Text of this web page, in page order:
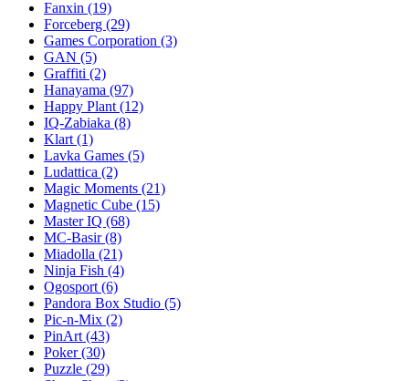
Fanxin (19)
Forceberg (29)
Games Corporation (3)
GAN (5)
Graffiti (2)
Hanayama (97)
Happy Plant (12)
IQ-Zabiaka (8)
Klart (1)
Lavka Games (5)
Ludattica (2)
Magic Moments (21)
Magnetic Cube (15)
Master IQ (68)
MC-Basir(8)
Miadolla (21)
Ninja Fish (4)
Ogosport (6)
Pandora Box Studio (5)
Pic-n-Mix (2)
PinArt (43)
Poker(30)
Puzzle (29)